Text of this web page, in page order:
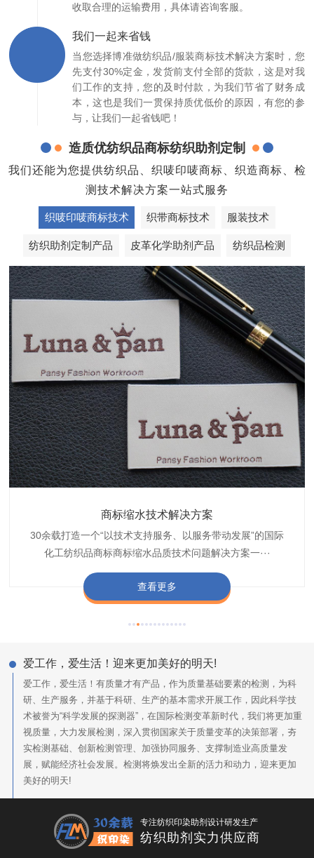
收取合理的运输费用，具体请咨询客服。
我们一起来省钱
当您选择博准做纺织品/服装商标技术解决方案时，您
先支付30%定金，发货前支付全部的货款，这是对我
们工作的支持，您的及时付款，为我们节省了财务成
本，这也是我们一贯保持质优低价的原因，有您的参
与，让我们一起省钱吧！
造质优纺织品商标纺织助剂定制
我们还能为您提供纺织品、织唛印唛商标、织造商标、检
测技术解决方案一站式服务
织唛印唛商标技术 织带商标技术 服装技术
纺织助剂定制产品 皮革化学助剂产品 纺织品检测
商标缩水技术解决方案
30余载打造一个“以技术支持服务、以服务带动发展”的国际
化工纺织品商标商标缩水品质技术问题解决方案一···
查看更多
织带商标防水技术解决方案
博准公司专注于织带商标防水技术解决方案30余载,励志于
纺织品商标企业打造含油量超标品质技术问题解决方···
查看更多
服装颜色不匀技术解决方案
博准是一家专注30余载设计研发织唛印唛商标、织带服装颜
色不匀品质技术问题解决方案一站式服务提供商,技···
查看更多
纺织品阻燃母粒
博准致力于成为纺织品商标阻燃母粒剂,TF-W760,TF-W760
阻燃母粒剂加工定制服务实力提供商,···
查看更多
爱工作，爱生活！迎来更加美好的明天!
爱工作，爱生活！有质量才有产品，作为质量基础要素的检测，为科
研、生产服务，并基于科研、生产的基本需求开展工作，因此科学技
术被誉为“科学发展的探测器”，在国际检测变革新时代，我们将更加重
视质量，大力发展检测，深入贯彻国家关于质量变革的决策部署，夯
实检测基础、创新检测管理、加强协同服务、支撑制造业高质量发
展，赋能经济社会发展。检测将焕发出全新的活力和动力，迎来更加
美好的明天!
专注纺织印染助剂设计研发生产
纺织助剂实力供应商